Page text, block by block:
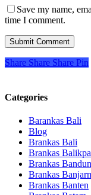
Save my name,
time I comment.
Share Share Share Pin
Categories
Barankas Bali
Blog
Brankas Bali
Brankas
Brankas
Brankas
Brankas Banten